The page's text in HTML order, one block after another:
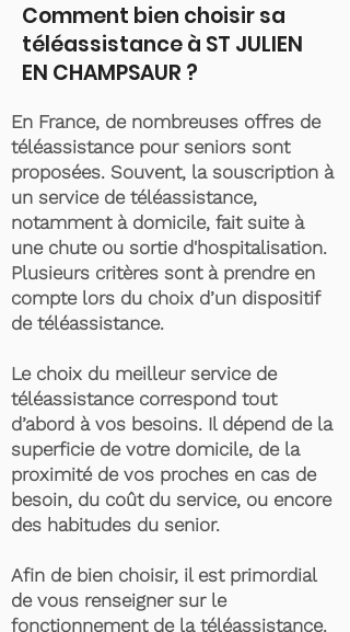
Comment bien choisir sa
téléassistance à ST JULIEN
EN CHAMPSAUR ?
En France, de nombreuses offres de
téléassistance pour seniors sont
proposées. Souvent, la souscription à
un service de téléassistance,
notamment à domicile, fait suite à
une chute ou sortie d'hospitalisation.
Plusieurs critères sont à prendre en
compte lors du choix d’un dispositif
de téléassistance.
Le choix du meilleur service de
téléassistance correspond tout
d’abord à vos besoins. Il dépend de la
superficie de votre domicile, de la
proximité de vos proches en cas de
besoin, du coût du service, ou encore
des habitudes du senior.
Afin de bien choisir, il est primordial
de vous renseigner sur le
fonctionnement de la téléassistance.